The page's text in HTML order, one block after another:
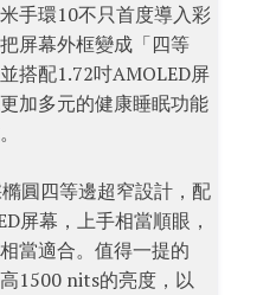
手環10不只首度導入彩
屏幕外框變成「四等
搭配1.72吋AMOLED屏
加多元的健康睡眠功能
圓四等邊超窄設計，配
屏幕，上手相當順眼，
當適合。值得一提的
1500 nits的亮度，以